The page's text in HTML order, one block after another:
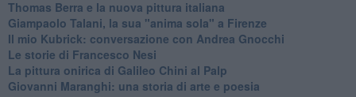
Thomas Berra e la nuova pittura italiana
Giampaolo Talani, la sua "anima sola" a Firenze
Il mio Kubrick: conversazione con Andrea Gnocchi
Le storie di Francesco Nesi
​La pittura onirica di Galileo Chini al Palp
​Giovanni Maranghi: una storia di arte e poesia